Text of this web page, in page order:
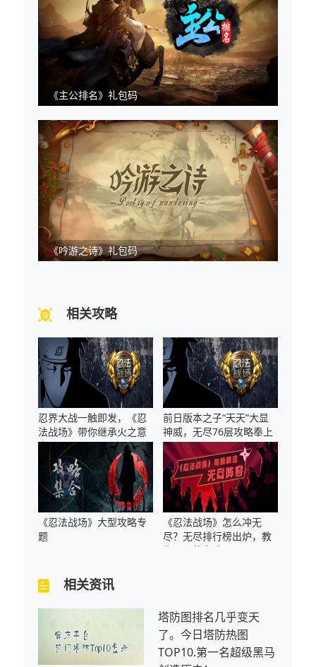
《主公排名》礼包码
《吟游之诗》礼包码
相关攻略
忍界大战一触即发，《忍
法战场》带你继承火之意
志
前日版本之子“天天”大显
神威，无尽76层攻略奉上
《忍法战场》大型攻略专
题
《忍法战场》怎么冲无
尽？无尽排行榜出炉，教
你更强的套路
相关资讯
塔防图排名几乎变天
了。今日塔防热图
TOP10.第一名超级黑马